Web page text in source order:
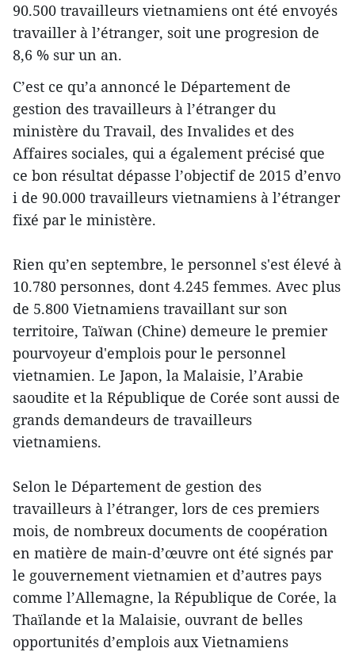
90.500 travailleurs vietnamiens ont été envoyés
travailler à l’étranger, soit une progresion de
8,6 % sur un an.
C’est ce qu’a annoncé le Département de
gestion des travailleurs à l’étranger du
ministère du Travail, des Invalides et des
Affaires sociales, qui a également précisé que
ce bon résultat dépasse l’objectif de 2015 d’envo​
i de 90.000 travailleurs vietnamiens à l’étranger
fixé par le ministère.
Rien qu’en septembre, le personnel s'est élevé à
10.780 personnes, dont 4.245 femmes. Avec plus
de 5.800 Vietnamiens travaillant sur son
territoire, Taïwan (Chine) demeure le premier
pourvoyeur d'emplois pour le personnel
vietnamien. Le Japon, la Malaisie, l’Arabie
saoudite et la République de Corée sont aussi de
grands demandeurs de travailleurs
vietnamiens.
Selon le Département de gestion des
travailleurs à l’étranger, lors de ces premiers
mois, de nombreux documents de coopération
en matière de main-d’œuvre ont été signés par
le gouvernement vietnamien et d’autres pays
comme l’Allemagne, la République de Corée, la
Thaïlande et la Malaisie, ouvrant de belles
opportunités d’emplois aux Vietnamiens